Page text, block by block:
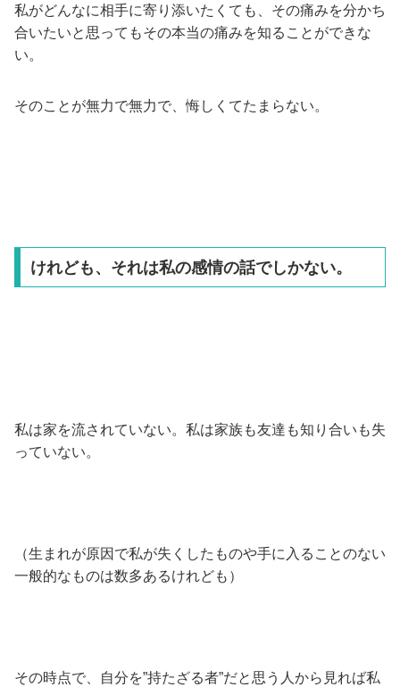
私がどんなに相手に寄り添いたくても、その痛みを分かち
合いたいと思ってもその本当の痛みを知ることができな
い。
そのことが無力で無力で、悔しくてたまらない。
けれども、それは私の感情の話でしかない。
私は家を流されていない。私は家族も友達も知り合いも失
っていない。
（生まれが原因で私が失くしたものや手に入ることのない
一般的なものは数多あるけれども）
その時点で、自分を”持たざる者”だと思う人から見れば私